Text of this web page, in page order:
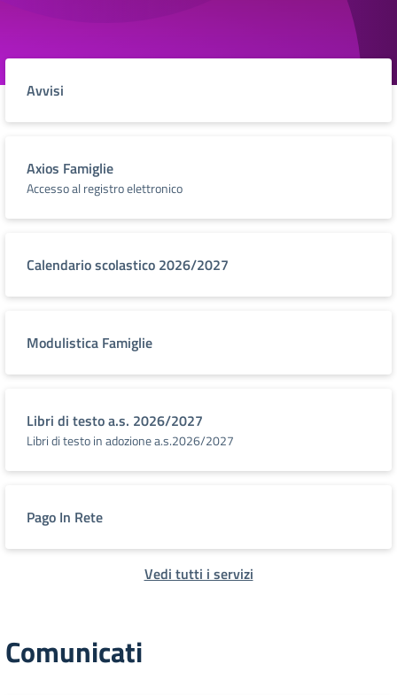
Avvisi
Axios Famiglie
Accesso al registro elettronico
Calendario scolastico 2026/2027
Modulistica Famiglie
Libri di testo a.s. 2026/2027
Libri di testo in adozione a.s.2026/2027
Pago In Rete
Vedi tutti i servizi
Comunicati